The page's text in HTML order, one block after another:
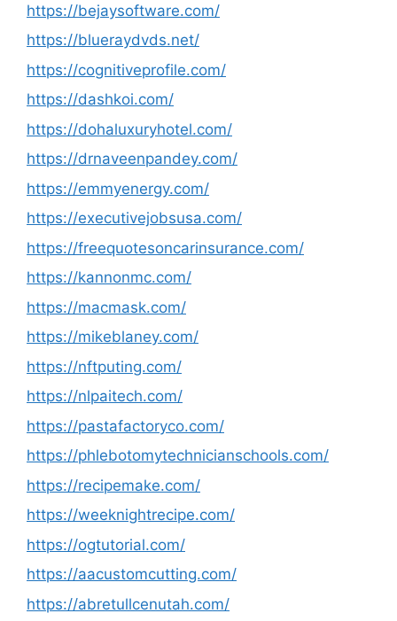
https://bejaysoftware.com/
https://blueraydvds.net/
https://cognitiveprofile.com/
https://dashkoi.com/
https://dohaluxuryhotel.com/
https://drnaveenpandey.com/
https://emmyenergy.com/
https://executivejobsusa.com/
https://freequotesoncarinsurance.com/
https://kannonmc.com/
https://macmask.com/
https://mikeblaney.com/
https://nftputing.com/
https://nlpaitech.com/
https://pastafactoryco.com/
https://phlebotomytechnicianschools.com/
https://recipemake.com/
https://weeknightrecipe.com/
https://ogtutorial.com/
https://aacustomcutting.com/
https://abretullcenutah.com/